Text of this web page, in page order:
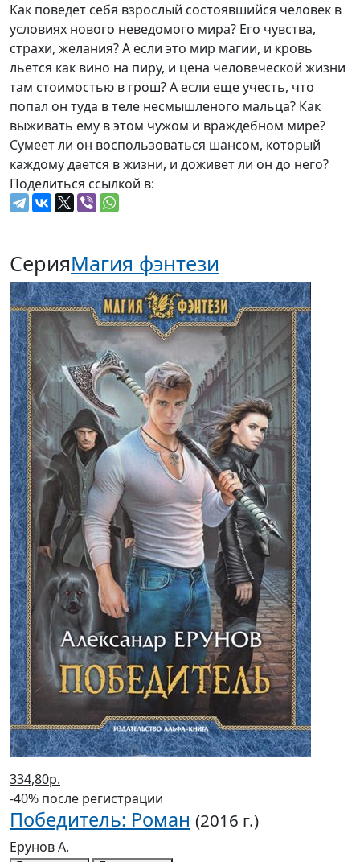
Как поведет себя взрослый состоявшийся человек в
условиях нового неведомого мира? Его чувства,
страхи, желания? А если это мир магии, и кровь
льется как вино на пиру, и цена человеческой жизни
там стоимостью в грош? А если еще учесть, что
попал он туда в теле несмышленого мальца? Как
выживать ему в этом чужом и враждебном мире?
Сумеет ли он воспользоваться шансом, который
каждому дается в жизни, и доживет ли он до него?
Поделиться ссылкой в:
СерияМагия фэнтези
334,80р.
-40% после регистрации
Победитель: Роман (2016 г.)
Ерунов А.